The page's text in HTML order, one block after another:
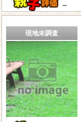
－
現地未調査